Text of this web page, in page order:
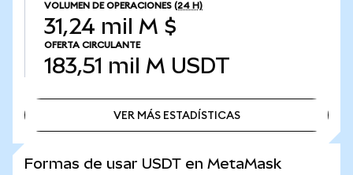
VOLUMEN DE OPERACIONES (24 H)
31,24 mil M $
OFERTA CIRCULANTE
183,51 mil M USDT
VER MÁS ESTADÍSTICAS
Formas de usar USDT en MetaMask